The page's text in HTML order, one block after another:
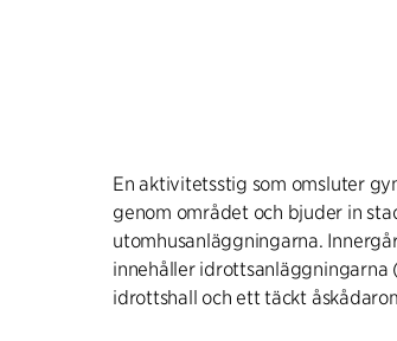
En aktivitetsstig som omsluter
genom området och bjuder in
utomhusanläggningarna.
innehåller
idrottshall och ett täckt